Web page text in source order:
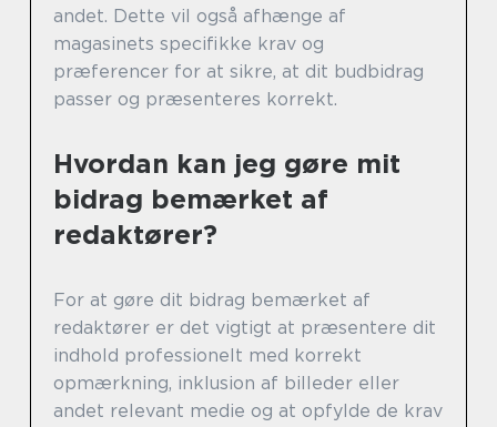
andet. Dette vil også afhænge af
magasinets specifikke krav og
præferencer for at sikre, at dit budbidrag
passer og præsenteres korrekt.
Hvordan kan jeg gøre mit
bidrag bemærket af
redaktører?
For at gøre dit bidrag bemærket af
redaktører er det vigtigt at præsentere dit
indhold professionelt med korrekt
opmærkning, inklusion af billeder eller
andet relevant medie og at opfylde de krav